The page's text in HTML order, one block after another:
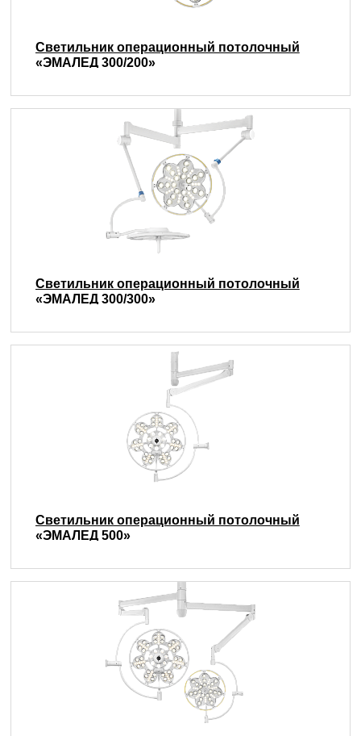
Светильник операционный потолочный
«ЭМАЛЕД 300/200»
Светильник операционный потолочный
«ЭМАЛЕД 300/300»
Светильник операционный потолочный
«ЭМАЛЕД 500»